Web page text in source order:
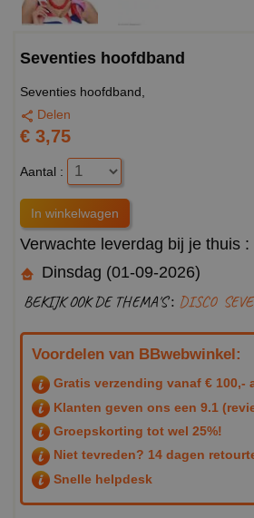
Seventies hoofdband
Seventies hoofdband,
Delen
€ 3,75
Aantal :
Verwachte leverdag bij je thuis :
Dinsdag (01-09-2026)
BEKIJK OOK DE THEMA'S : DISCO
Voordelen van BBwebwinkel:
Gratis verzending vanaf € 100,-
Klanten geven ons een 9.1
Groepskorting tot wel 25%!
Niet tevreden? 14 dagen
Snelle helpdesk